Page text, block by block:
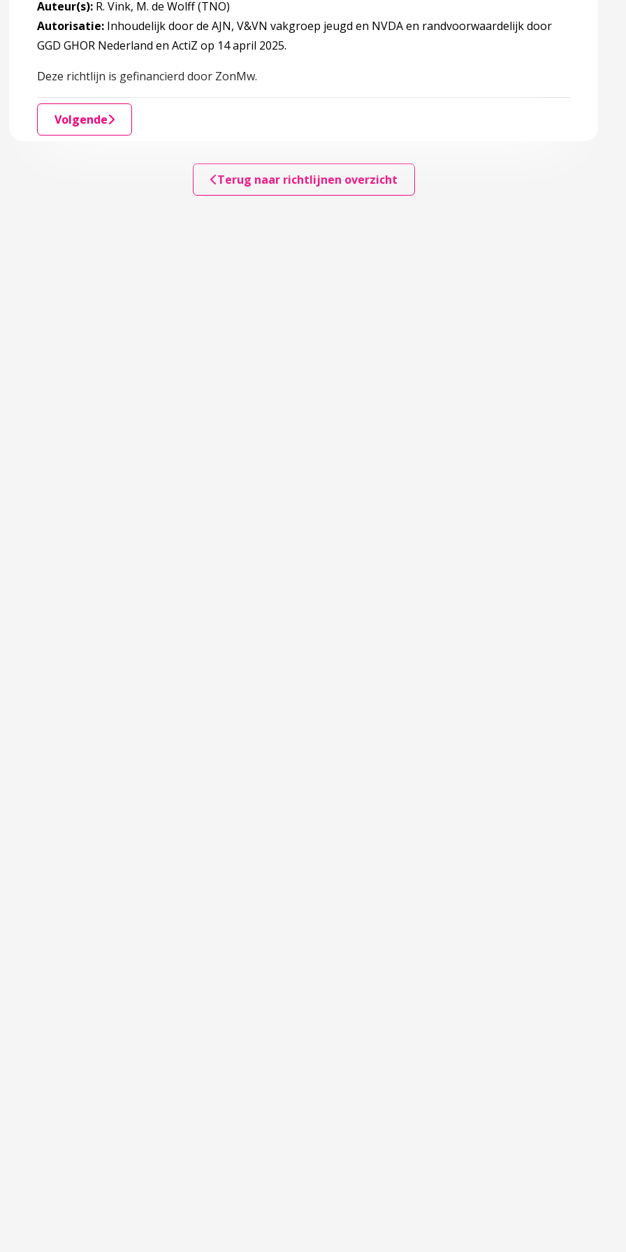
Huiselijk geweld en kindermishandeling?
wetenschappelijk bewijs
over 3 Werken met de Meldcode kindermishandeling en huiselijk geweld
en huiselijk geweld
signalen
en veilig Thuis
en jeugdige
met andere professionals
en hulp (organiseren) met het afwegingskader en de professionele norm
over 4 Preventieve interventies kindermishandeling
fase
ouders met verhoogd risico
gericht op opvoedvaardigheden
stoppen en herstellen van kindermishandeling
wetenschappelijk bewijs
over 5 Verantwoording
over 6 Bijlagen
Auteur(s): R. Vink, M. de Wolff (TNO)
Autorisatie: Inhoudelijk door de AJN, V&VN vakgroep jeugd en NVDA en randvoorwaardelijk door
GGD GHOR Nederland en ActiZ op 14 april 2025.
Deze richtlijn is gefinancierd door ZonMw.
Volgende
Terug naar richtlijnen overzicht